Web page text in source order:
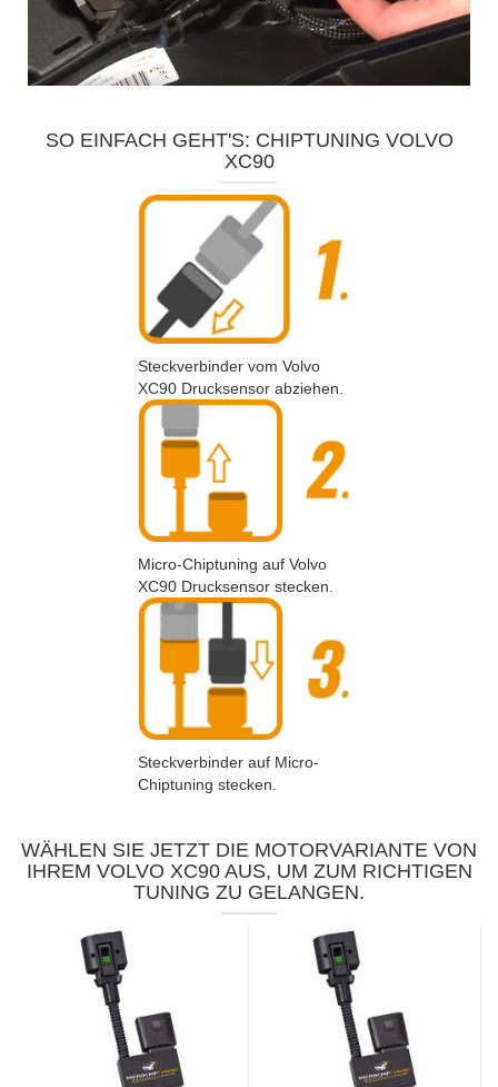
SO EINFACH GEHT'S: CHIPTUNING VOLVO
XC90
Steckverbinder vom Volvo
XC90 Drucksensor abziehen.
Micro-Chiptuning auf Volvo
XC90 Drucksensor stecken.
Steckverbinder auf Micro-
Chiptuning stecken.
WÄHLEN SIE JETZT DIE MOTORVARIANTE VON
IHREM VOLVO XC90 AUS, UM ZUM RICHTIGEN
TUNING ZU GELANGEN.